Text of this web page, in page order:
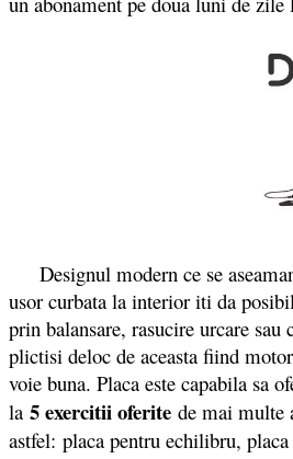
Designul modern ce se
usor curbata la interior iti da
prin balansare, rasucire urcare sau
plictisi deloc de aceasta fiind
voie buna. Placa este capabila sa
la 5exercitii oferite de mai multe
astfel: placa pentru echilibru,